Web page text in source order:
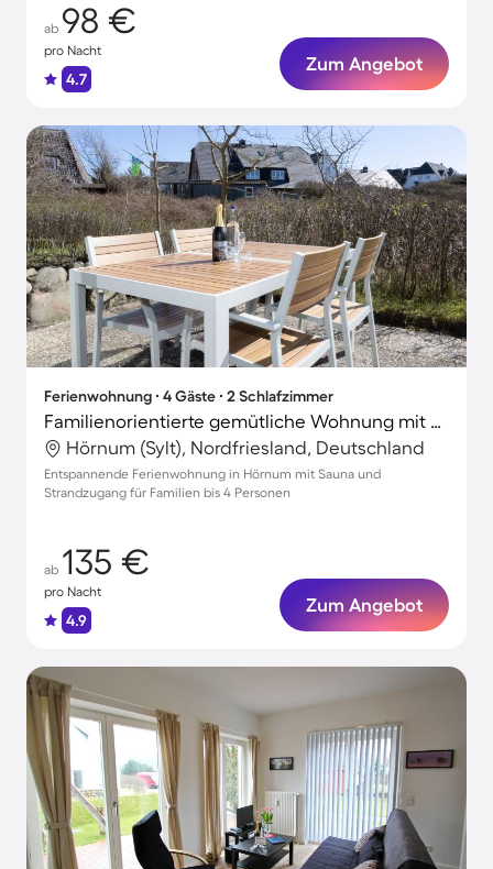
ab 98 €
pro Nacht
4.7
Zum Angebot
Ferienwohnung ∙ 4 Gäste ∙ 2 Schlafzimmer
Familienorientierte gemütliche Wohnung mit Sauna und Terrasse | Gartenblick | Neben dem Strand
Hörnum (Sylt), Nordfriesland, Deutschland
Entspannende Ferienwohnung in Hörnum mit Sauna und
Strandzugang für Familien bis 4 Personen
ab 135 €
pro Nacht
4.9
Zum Angebot